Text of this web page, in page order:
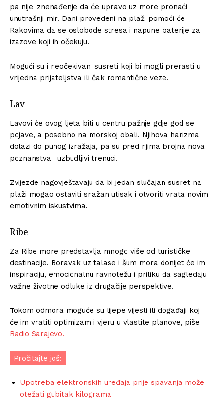
pa nije iznenađenje da će upravo uz more pronaći
unutrašnji mir. Dani provedeni na plaži pomoći će
Rakovima da se oslobode stresa i napune baterije za
izazove koji ih očekuju.
Mogući su i neočekivani susreti koji bi mogli prerasti u
vrijedna prijateljstva ili čak romantične veze.
Lav
Lavovi će ovog ljeta biti u centru pažnje gdje god se
pojave, a posebno na morskoj obali. Njihova harizma
dolazi do punog izražaja, pa su pred njima brojna nova
poznanstva i uzbudljivi trenuci.
Zvijezde nagovještavaju da bi jedan slučajan susret na
plaži mogao ostaviti snažan utisak i otvoriti vrata novim
emotivnim iskustvima.
Ribe
Za Ribe more predstavlja mnogo više od turističke
destinacije. Boravak uz talase i šum mora donijet će im
inspiraciju, emocionalnu ravnotežu i priliku da sagledaju
važne životne odluke iz drugačije perspektive.
Tokom odmora moguće su lijepe vijesti ili događaji koji
će im vratiti optimizam i vjeru u vlastite planove, piše
Radio Sarajevo.
Pročitajte još:
Upotreba elektronskih uređaja prije spavanja može
otežati gubitak kilograma